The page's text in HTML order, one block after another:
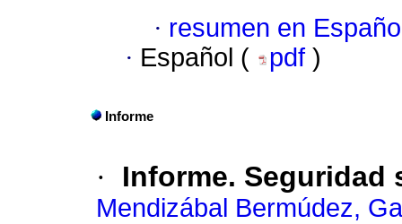
· resumen en
· Español ( pdf )
Informe
· Informe. Seguridad
Mendizábal Bermúdez,